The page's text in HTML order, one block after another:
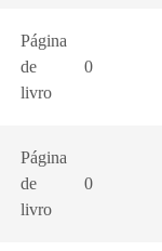
Página
de
livro
0
Página
de
livro
0